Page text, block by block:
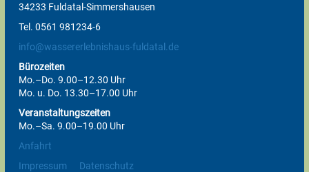
34233 Fuldatal-Simmershausen
Tel. 0561 981234-6
info@wassererlebnishaus-fuldatal.de
Bürozeiten
Mo.–Do. 9.00–12.30 Uhr
Mo. u. Do. 13.30–17.00 Uhr
Veranstaltungszeiten
Mo.–Sa. 9.00–19.00 Uhr
Anfahrt
Impressum
Datenschutz